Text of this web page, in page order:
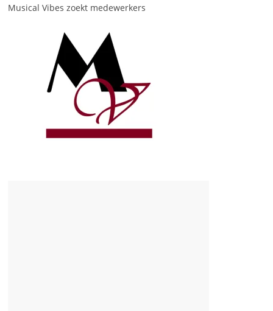
Musical Vibes zoekt medewerkers